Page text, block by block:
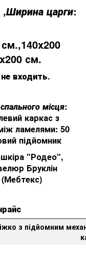
Ширина царги:
см.
входить.
спального місця:
каркас з
ламелями: 50
підйомник
"Родео",
Бруклін
з підйомним